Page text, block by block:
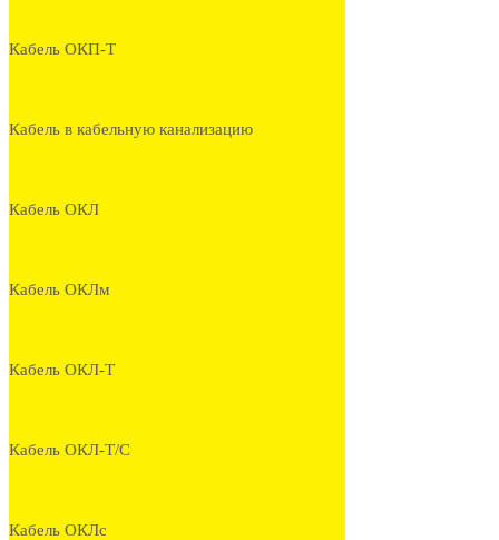
Кабель ОКП-Т
Кабель в кабельную канализацию
Кабель ОКЛ
Кабель ОКЛм
Кабель ОКЛ-Т
Кабель ОКЛ-Т/С
Кабель ОКЛс